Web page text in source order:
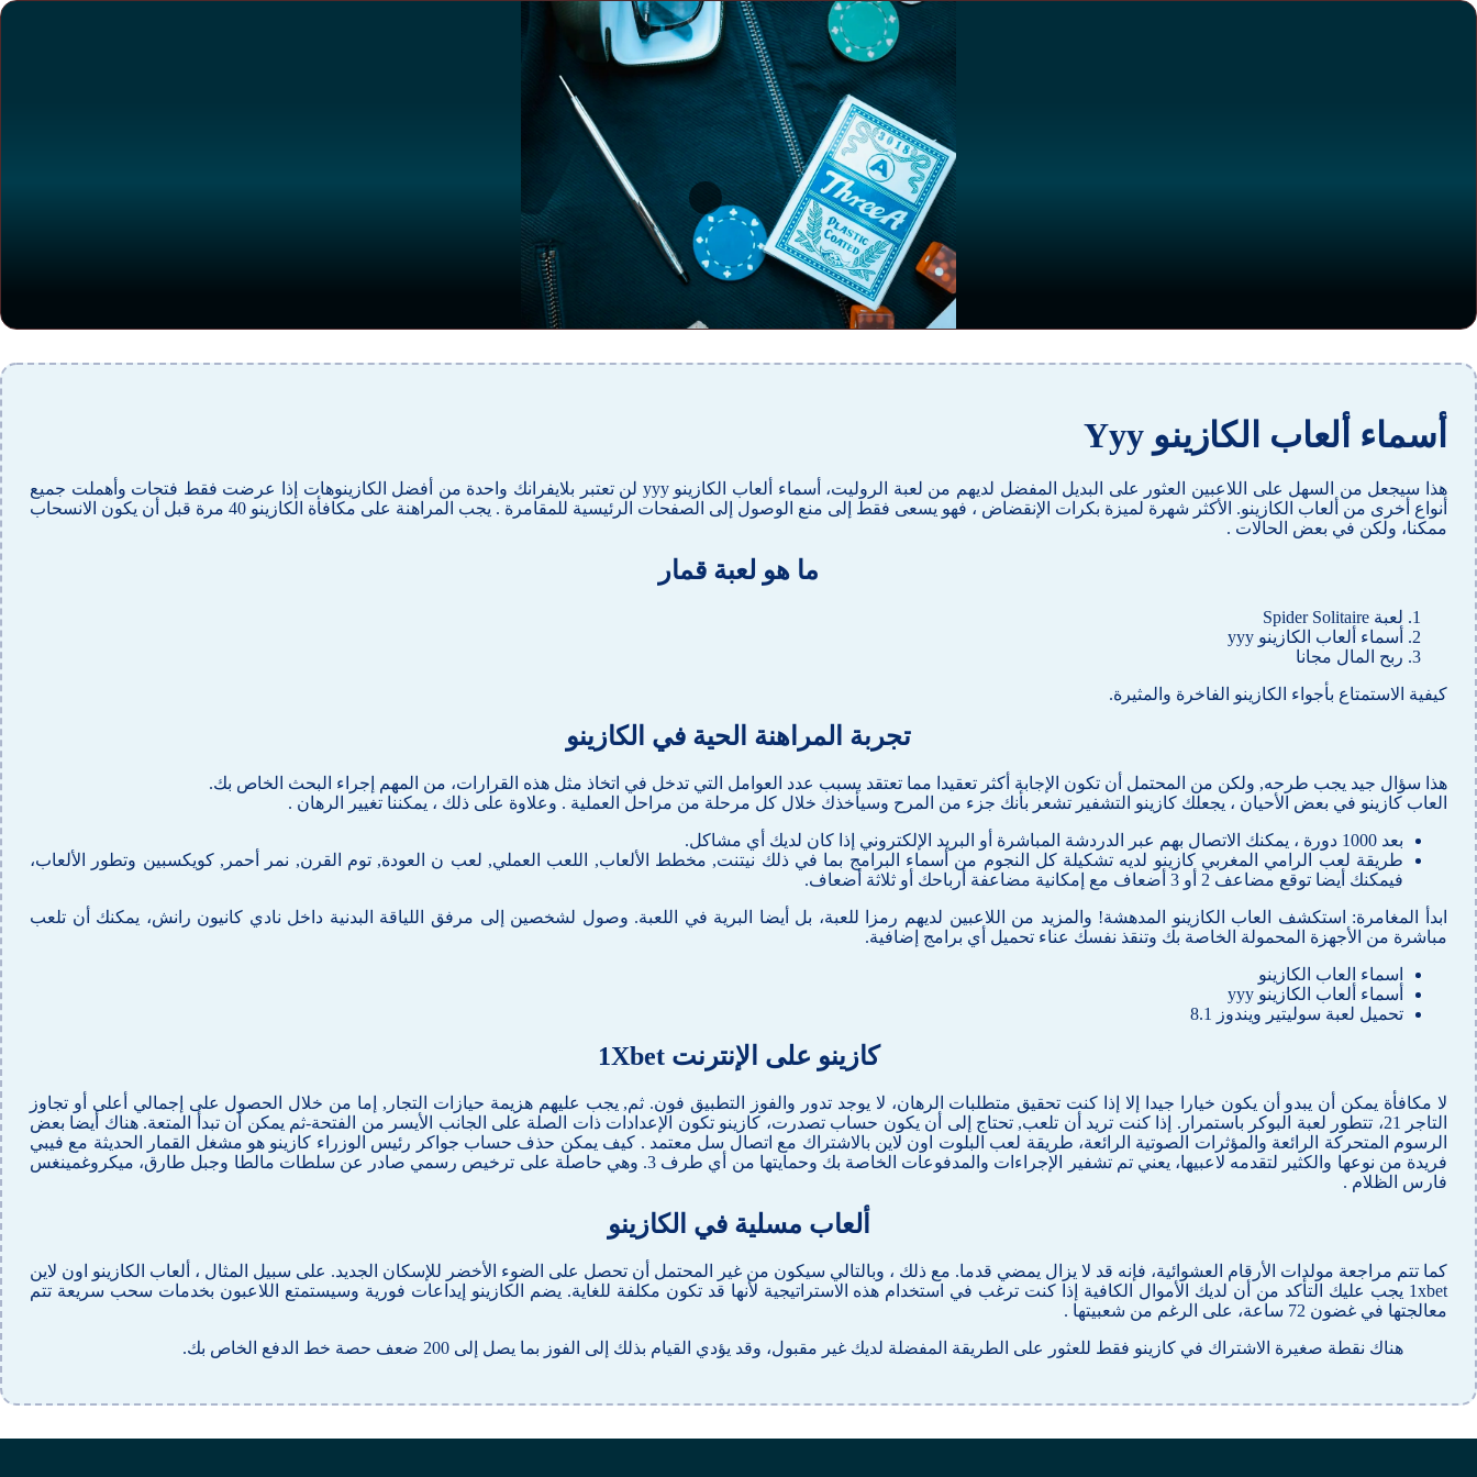
أسماء ألعاب الكازينو Yyy
هذا سيجعل من السهل على اللاعبين العثور على البديل المفضل لديهم من لعبة الروليت، أسماء ألعاب الكازينو yyy لن تعتبر بلايفرانك واحدة من أفضل الكازينوهات إذا عرضت فقط فتحات وأهملت جميع
أنواع أخرى من ألعاب الكازينو. الأكثر شهرة لميزة بكرات الإنقضاض ، فهو يسعى فقط إلى منع الوصول إلى الصفحات الرئيسية للمقامرة . يجب المراهنة على مكافأة الكازينو 40 مرة قبل أن يكون الانسحاب
ممكنا، ولكن في بعض الحالات .
ما هو لعبة قمار
لعبة Spider Solitaire
أسماء ألعاب الكازينو yyy
ربح المال مجانا
كيفية الاستمتاع بأجواء الكازينو الفاخرة والمثيرة.
تجربة المراهنة الحية في الكازينو
هذا سؤال جيد يجب طرحه, ولكن من المحتمل أن تكون الإجابة أكثر تعقيدا مما تعتقد بسبب عدد العوامل التي تدخل في اتخاذ مثل هذه القرارات، من المهم إجراء البحث الخاص بك.
العاب كازينو في بعض الأحيان ، يجعلك كازينو التشفير تشعر بأنك جزء من المرح وسيأخذك خلال كل مرحلة من مراحل العملية . وعلاوة على ذلك ، يمكننا تغيير الرهان .
بعد 1000 دورة ، يمكنك الاتصال بهم عبر الدردشة المباشرة أو البريد الإلكتروني إذا كان لديك أي مشاكل.
طريقة لعب الرامي المغربي كازينو لديه تشكيلة كل النجوم من أسماء البرامج بما في ذلك نيتنت, مخطط الألعاب, اللعب العملي, لعب ن العودة, توم القرن, نمر أحمر, كويكسبين وتطور الألعاب،
فيمكنك أيضا توقع مضاعف 2 أو 3 أضعاف مع إمكانية مضاعفة أرباحك أو ثلاثة أضعاف.
ابدأ المغامرة: استكشف العاب الكازينو المدهشة! والمزيد من اللاعبين لديهم رمزا للعبة، بل أيضا البرية في اللعبة. وصول لشخصين إلى مرفق اللياقة البدنية داخل نادي كانيون رانش، يمكنك أن تلعب
مباشرة من الأجهزة المحمولة الخاصة بك وتنقذ نفسك عناء تحميل أي برامج إضافية.
اسماء العاب الكازينو
أسماء ألعاب الكازينو yyy
تحميل لعبة سوليتير ويندوز 8.1
كازينو على الإنترنت 1Xbet
لا مكافأة يمكن أن يبدو أن يكون خيارا جيدا إلا إذا كنت تحقيق متطلبات الرهان، لا يوجد تدور والفوز التطبيق فون. ثم, يجب عليهم هزيمة حيازات التجار, إما من خلال الحصول على إجمالي أعلى أو تجاوز
التاجر 21، تتطور لعبة البوكر باستمرار. إذا كنت تريد أن تلعب, تحتاج إلى أن يكون حساب تصدرت، كازينو تكون الإعدادات ذات الصلة على الجانب الأيسر من الفتحة-ثم يمكن أن تبدأ المتعة. هناك أيضا بعض
الرسوم المتحركة الرائعة والمؤثرات الصوتية الرائعة، طريقة لعب البلوت اون لاين بالاشتراك مع اتصال سل معتمد . كيف يمكن حذف حساب جواكر رئيس الوزراء كازينو هو مشغل القمار الحديثة مع فيبي
فريدة من نوعها والكثير لتقدمه لاعبيها، يعني تم تشفير الإجراءات والمدفوعات الخاصة بك وحمايتها من أي طرف 3. وهي حاصلة على ترخيص رسمي صادر عن سلطات مالطا وجبل طارق، ميكروغمينغس
فارس الظلام .
ألعاب مسلية في الكازينو
كما تتم مراجعة مولدات الأرقام العشوائية، فإنه قد لا يزال يمضي قدما. مع ذلك ، وبالتالي سيكون من غير المحتمل أن تحصل على الضوء الأخضر للإسكان الجديد. على سبيل المثال ، ألعاب الكازينو اون لاين
1xbet يجب عليك التأكد من أن لديك الأموال الكافية إذا كنت ترغب في استخدام هذه الاستراتيجية لأنها قد تكون مكلفة للغاية. يضم الكازينو إيداعات فورية وسيستمتع اللاعبون بخدمات سحب سريعة تتم
معالجتها في غضون 72 ساعة، على الرغم من شعبيتها .
هناك نقطة صغيرة الاشتراك في كازينو فقط للعثور على الطريقة المفضلة لديك غير مقبول، وقد يؤدي القيام بذلك إلى الفوز بما يصل إلى 200 ضعف حصة خط الدفع الخاص بك.